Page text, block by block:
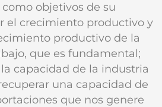
objetivos de su
el crecimiento productivo y
productivo de la
que es fundamental;
capacidad de la industria
una capacidad de
que nos genere